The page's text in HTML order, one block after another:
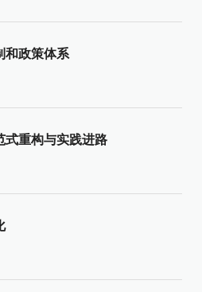
和政策体系
式重构与实践进路